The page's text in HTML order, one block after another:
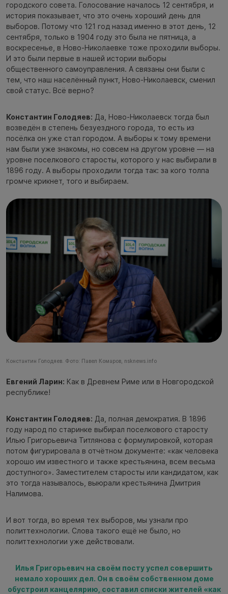
городского совета. Голосование началось 12 сентября, и
история показывает, что это очень хороший день для
выборов. Потому что 121 год назад именно в этот день, 12
сентября, только в 1904 году это была не пятница, а
воскресенье, в Ново-Николаевке тоже проходили выборы.
И это были первые в нашей истории выборы
общественного самоуправления. А связаны они были с
тем, что наш населённый пункт, Ново-Николаевск, сменил
свой статус. Всё верно?
Константин Голодяев: Да, Ново-Николаевск тогда был
возведён в степень безуездного города, то есть из
посёлка он уже стал городом. А выборы к тому времени
нам были уже знакомы, но совсем на другом уровне — на
уровне поселкового старосты, которого у нас выбирали в
1896 году. А выборы проходили тогда так: за кого толпа
громче крикнет, того и выбираем.
Константин Голодяев. Фото: Павел Комаров, nsknews.info
Евгений Ларин: Как в Древнем Риме или в Новгородской
республике!
Константин Голодяев: Да, полная демократия. В 1896
году народ по старинке выбирал поселкового старосту
Илью Григорьевича Титлянова с формулировкой, которая
потом фигурировала в отчётном документе: «как человека
хорошо им известного и также крестьянина, всем весьма
доступного». Заместителем старосты или кандидатом, как
это тогда называлось, выюрали крестьянина Дмитрия
Налимова.
И вот тогда, во время тех выборов, мы узнали про
политтехнологии. Слова такого ещё не было, но
политтехнологии уже действовали.
Илья Григорьевич на своём посту успел совершить
немало хороших дел. Он в своём собственном доме
обустроил канцелярию, составил списки жителей «как